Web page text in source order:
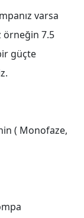
varsa
örneğin 7.5
güçte
( Monofaze,